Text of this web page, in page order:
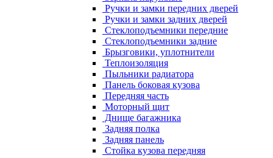
Ручки и замки передних дверей
Ручки и замки задних дверей
Стеклоподъемники передние
Стеклоподъемники задние
Брызговики, уплотнители
Теплоизоляция
Пыльники радиатора
Панель боковая кузова
Передняя часть
Моторный щит
Днище багажника
Задняя полка
Задняя панель
Стойка кузова передняя